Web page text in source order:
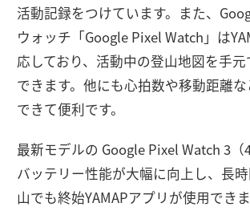
活動記録をつけています。また、
ウォッチ「Google Pixel Watch」は
応しており、活動中の登山地図を手
できます。他にも心拍数や移動距離
できて便利です。
最新モデルの Google Pixel Watch 3
バッテリー性能が大幅に向上し、長
山でも終始YAMAPアプリが使用でき